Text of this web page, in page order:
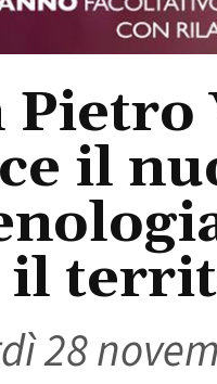
il
il
28